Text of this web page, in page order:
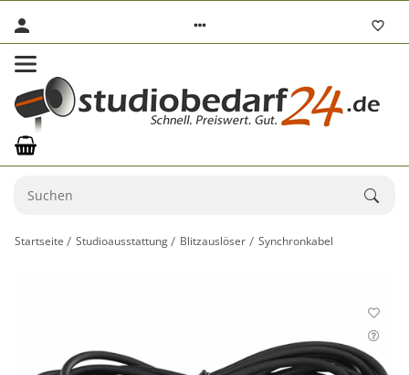
Startseite Studioausstattung Blitzauslöser Synchronkabel